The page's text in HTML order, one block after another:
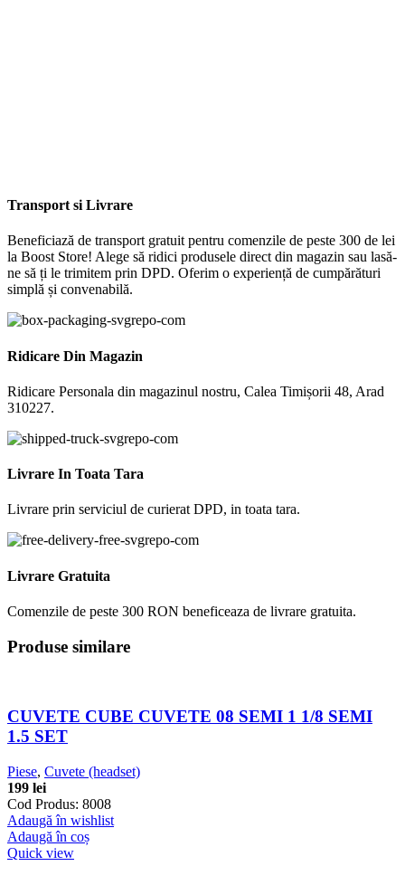
Transport si Livrare
Beneficiază de transport gratuit pentru comenzile de peste 300 de lei
la Boost Store! Alege să ridici produsele direct din magazin sau lasă-
ne să ți le trimitem prin DPD. Oferim o experiență de cumpărături
simplă și convenabilă.
Ridicare Din Magazin
Ridicare Personala din magazinul nostru, Calea Timișorii 48, Arad
310227.
Livrare In Toata Tara
Livrare prin serviciul de curierat DPD, in toata tara.
Livrare Gratuita
Comenzile de peste 300 RON beneficeaza de livrare gratuita.
Produse similare
CUVETE CUBE CUVETE 08 SEMI 1 1/8 SEMI
1.5 SET
Piese, Cuvete (headset)
199 lei
Cod Produs: 8008
Adaugă în wishlist
Adaugă în coș
Quick view